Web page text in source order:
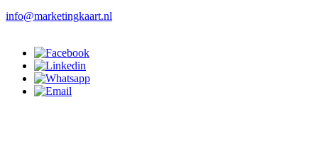
info@marketingkaart.nl